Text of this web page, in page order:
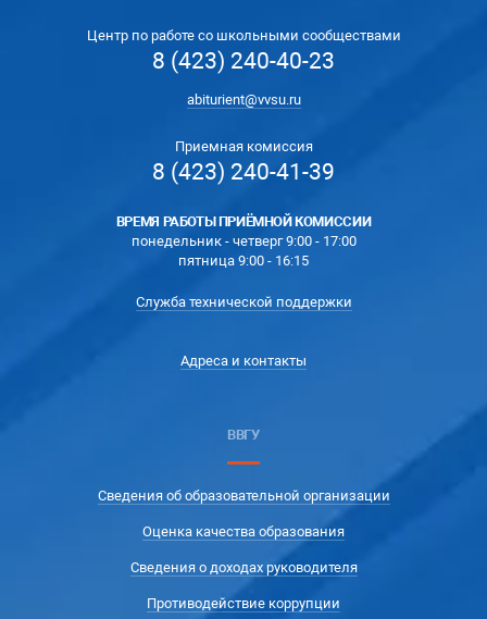
Центр по работе со школьными сообществами
8 (423) 240-40-23
abiturient@vvsu.ru
Приемная комиссия
8 (423) 240-41-39
ВРЕМЯ РАБОТЫ ПРИЁМНОЙ КОМИССИИ
понедельник - четверг 9:00 - 17:00
пятница 9:00 - 16:15
Служба технической поддержки
Адреса и контакты
ВВГУ
Сведения об образовательной организации
Оценка качества образования
Сведения о доходах руководителя
Противодействие коррупции